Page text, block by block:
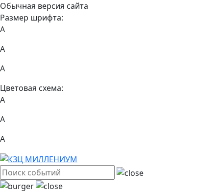
Обычная версия сайта
Размер шрифта:
A
A
A
Цветовая схема:
А
А
А